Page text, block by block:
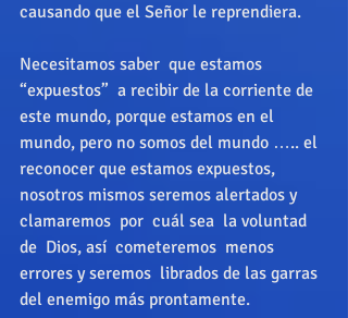
causando que el Señor le reprendiera.
Necesitamos saber  que estamos
“expuestos”  a recibir de la corriente de
este mundo, porque estamos en el
mundo, pero no somos del mundo ….. el
reconocer que estamos expuestos,
nosotros mismos seremos alertados y
clamaremos  por  cuál sea  la voluntad
de  Dios, así  cometeremos  menos
errores y seremos  librados de las garras
del enemigo más prontamente.